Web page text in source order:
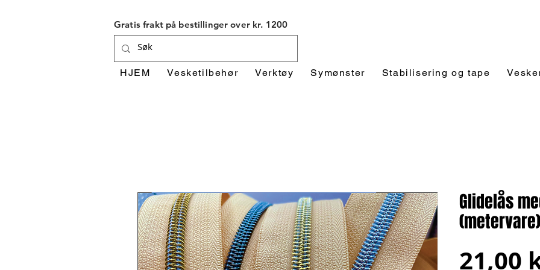
Gratis frakt på bestillinger over kr. 1200
HJEM Vesketilbehør Verktøy Symønster Stabilisering og tape
Glidelås
21,00